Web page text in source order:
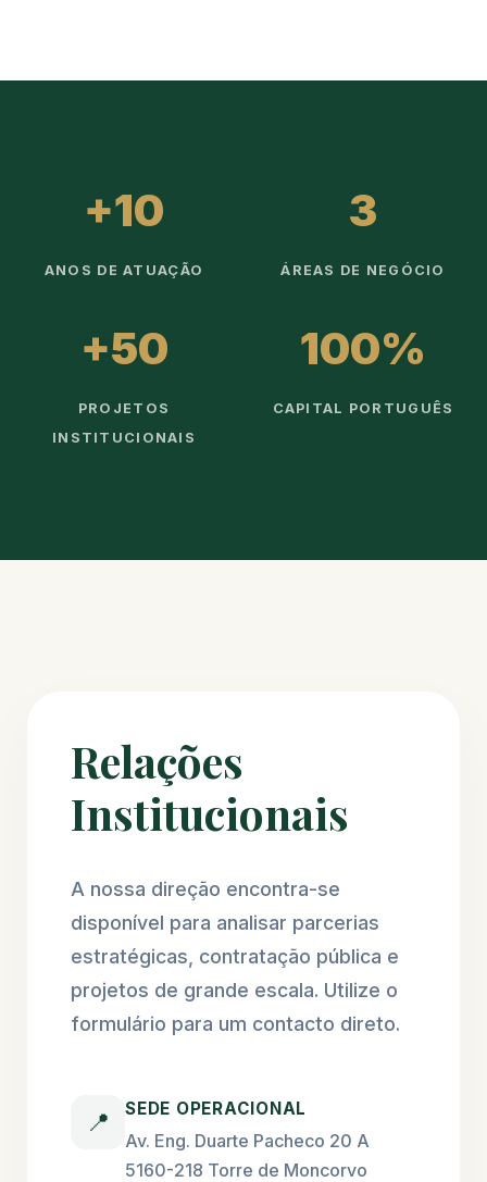
+10
ANOS DE ATUAÇÃO
3
ÁREAS DE NEGÓCIO
+50
PROJETOS
INSTITUCIONAIS
100%
CAPITAL PORTUGUÊS
Relações
Institucionais
A nossa direção encontra-se
disponível para analisar parcerias
estratégicas, contratação pública e
projetos de grande escala. Utilize o
formulário para um contacto direto.
📍 SEDE OPERACIONAL
Av. Eng. Duarte Pacheco 20 A
5160-218 Torre de Moncorvo